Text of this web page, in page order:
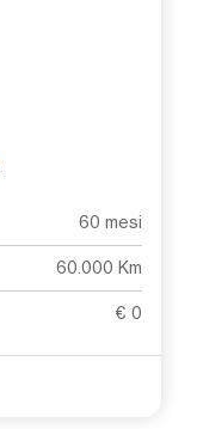
60 mesi
60.000 Km
€ 0